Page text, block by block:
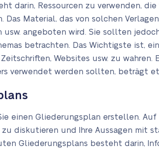
darin, Ressourcen zu verwenden, die
Das Material, das von solchen
usw. angeboten wird. Sie sollten
betrachten. Das Wichtigste ist,
Websites usw. zu wahren.
verwendet werden sollten, beträgt
einen Gliederungsplan erstellen. Auf
diskutieren und Ihre Aussagen mit
Gliederungsplans besteht darin,